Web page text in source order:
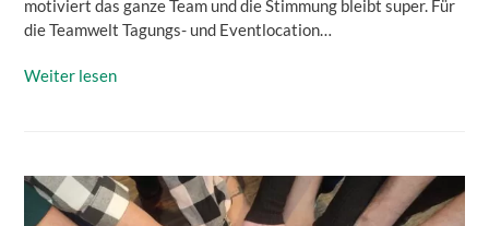
motiviert das ganze Team und die Stimmung bleibt super. Für
die Teamwelt Tagungs- und Eventlocation…
Weiter lesen